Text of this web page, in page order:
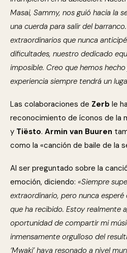
Masai, Sammy, nos guió hacia la
una cuerda para salir del
extraordinarios que nunca
dificultades, nuestro dedicado
imposible. Creo que hemos
experiencia siempre tendrá un
Las colaboraciones de Zerb le
reconocimiento de íconos de la
y Tiësto. Armin van Buuren
como la «canción de baile de la
Al ser preguntado sobre la
emoción, diciendo: «Siempre
extraordinario, pero nunca
que ha recibido. Estoy realmente
oportunidad de compartir mi
inmensamente orgulloso del
‘Mwaki’ haya resonado a nivel